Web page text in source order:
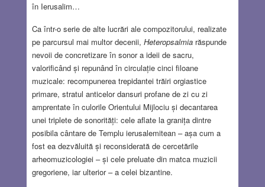
în Ierusalim…
Ca într-o serie de alte lucrări ale compozitorului, realizate
pe parcursul mai multor decenii, Heteropsalmiarăspunde
nevoii de concretizare în sonor a ideii de sacru,
valorificând și repunând în circulație cinci filoane
muzicale: recompunerea trepidantei trăiri orgiastice
primare, stratul anticelor dansuri profane de zi cu zi
amprentate în culorile Orientului Mijlociu și decantarea
unei triplete de sonorități: cele aflate la granița dintre
posibila cântare de Templu ierusalemitean – așa cum a
fost ea dezvăluită și reconsiderată de cercetările
arheomuzicologiei – și cele preluate din matca muzicii
gregoriene, iar ulterior – a celei bizantine.